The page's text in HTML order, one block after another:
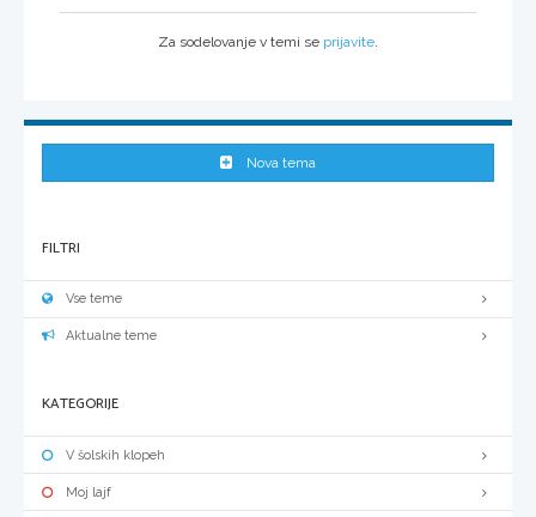
Za sodelovanje v temi se prijavite
Nova tema
FILTRI
Vse teme
Aktualne teme
KATEGORIJE
V šolskih klopeh
Moj lajf